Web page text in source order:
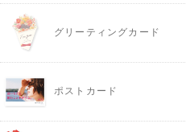
グリーティングカード
ポストカード